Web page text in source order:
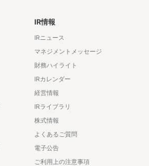
IR情報
IRニュース
マネジメントメッセージ
財務ハイライト
IRカレンダー
経営情報
IRライブラリ
株式情報
よくあるご質問
電子公告
ご利用上の注意事項